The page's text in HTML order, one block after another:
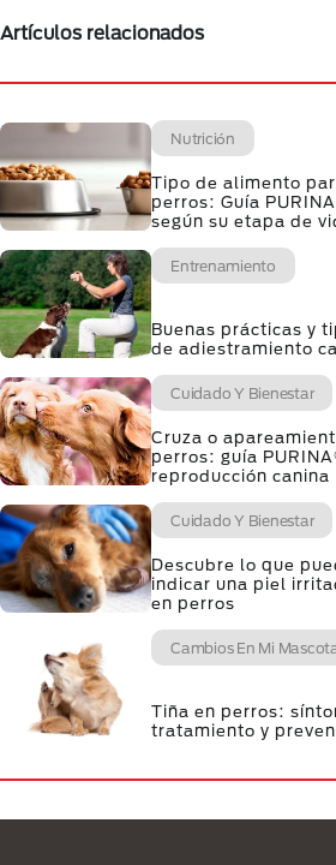
Artículos relacionados
Nutrición
Tipo de alimento
perros: Guía
según su etapa de
Entrenamiento
Buenas prácticas y
de adiestramiento
Cuidado Y Bienestar
Cruza o
perros: guía
reproducción canina
Cuidado Y Bienestar
Descubre lo que
indicar una piel
en perros
Cambios En Mi
Tiña en perros:
tratamiento y